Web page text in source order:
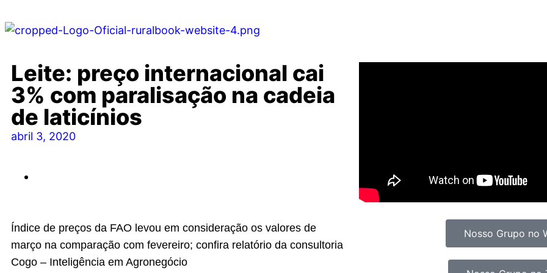
Leite: preço internacional cai
3% com paralisação na cadeia
de laticínios
abril 3, 2020
Índice de preços da FAO levou em consideração os valores de
março na comparação com fevereiro; confira relatório da consultoria
Cogo – Inteligência em Agronegócio
Nosso Grupo no